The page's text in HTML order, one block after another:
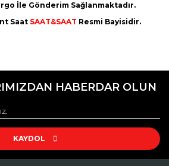
İle Gönderim Sağlanmaktadır.
Saat SAAT&SAAT Resmi Bayisidir.
noktaları öneri formunu
teşekkür ederiz.
bozuk veya görüntülenemiyor.
eksik bilgiler bulunuyor.
HABERDAR OLUN
KAYDOL